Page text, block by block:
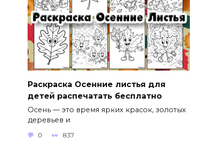
Раскраска Осенние листья для
детей распечатать бесплатно
Осень — это время ярких красок, золотых
деревьев и
0 837